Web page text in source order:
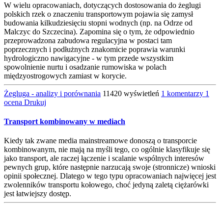
W wielu opracowaniach, dotyczących dostosowania do żeglugi
polskich rzek o znaczeniu transportowym pojawia się zamysł
budowania kilkudziesięciu stopni wodnych (np. na Odrze od
Malczyc do Szczecina). Zapomina się o tym, że odpowiednio
przeprowadzona zabudowa regulacyjna w postaci tam
poprzecznych i podłużnych znakomicie poprawia warunki
hydrologiczno nawigacyjne - w tym przede wszystkim
spowolnienie nurtu i osadzanie rumowiska w polach
międzyostrogowych zamiast w korycie.
Żegluga - analizy i porównania 11420 wyświetleń 1 komentarzy 1
ocena Drukuj
Transport kombinowany w mediach
Kiedy tak zwane media mainstreamowe donoszą o transporcie
kombinowanym, nie mają na myśli tego, co ogólnie klasyfikuje się
jako transport, ale raczej łączenie i scalanie wspólnych interesów
pewnych grup, które następnie narzucają swoje (stronnicze) wnioski
opinii społecznej. Dlatego w tego typu opracowaniach najwięcej jest
zwolenników transportu kołowego, choć jedyną zaletą ciężarówki
jest łatwiejszy dostęp.